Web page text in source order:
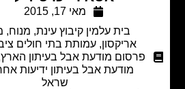
מאי 17, 2015
בית עלמין קיבוץ עינת,מנוח,מקאן
,עמותת בתי חולים ציבוריים,
פרסום מודעת אבל בעיתון הארץ,פרסום
מודעת אבל בעיתון ידיעות אחרונות,